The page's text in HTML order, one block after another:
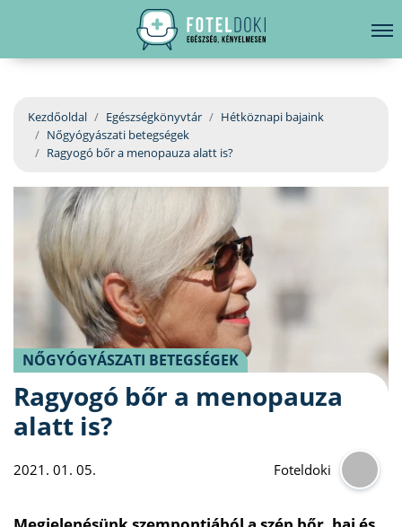
EGÉSZSÉGKÖNYVTÁR
BETEGSÉGKALAUZ
ÜGYELETKERESŐ
ORVOS VÁLASZOL
ORVOSKERESŐ
hirdetés
Kezdőoldal Egészségkönyvtár
Hétköznapi bajaink
Nőgyógyászati betegségek
Ragyogó bőr a menopauza alatt is?
NŐGYÓGYÁSZATI BETEGSÉGEK
Ragyogó bőr a menopauza
alatt is?
2021. 01. 05. Foteldoki